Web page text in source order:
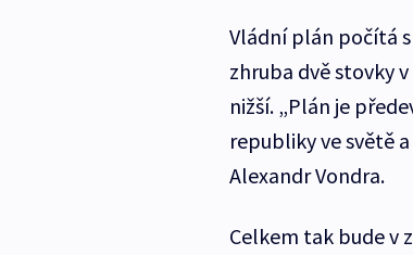
Vládní plán počítá
zhruba dvě stovky
nižší. „Plán je
republiky ve světě
Alexandr Vondra.
Celkem tak bude v